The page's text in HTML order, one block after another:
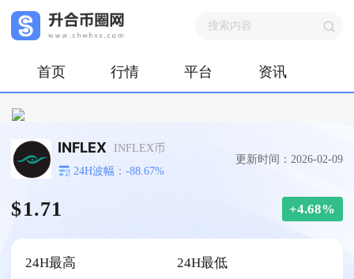
首页 行情 平台 资讯
INFLEX
INFLEX币
24H波幅：-88.67%
更新时间：2026-02-09
$1.71 +4.68%
24H最高 24H最低